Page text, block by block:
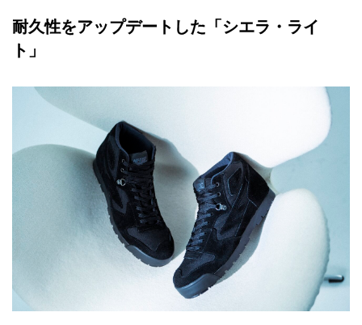
耐久性をアップデートした「シエラ・ライ
ト」